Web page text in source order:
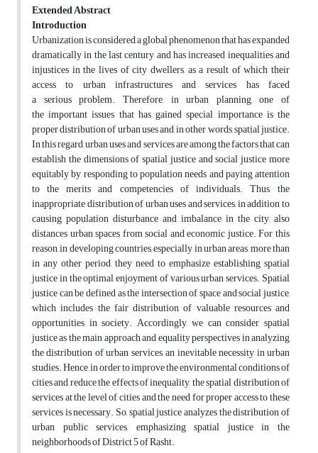
Extended Abstract
Introduction
Urbanization is considered a global phenomenon that has expanded
dramatically in the last century and has increased inequalities and
injustices in the lives of city dwellers, as a result of which their
access to urban infrastructures and services has faced
a serious problem. Therefore, in urban planning, one of
the important issues that has gained special importance is the
proper distribution of urban uses and, in other words, spatial justice.
In this regard, urban uses and services are among the factors that can
establish the dimensions of spatial justice and social justice more
equitably by responding to population needs and paying attention
to the merits and competencies of individuals. Thus, the
inappropriate distribution of urban uses and services, in addition to
causing population disturbance and imbalance in the city, also
distances urban spaces from social and economic justice. For this
reason, in developing countries, especially in urban areas, more than
in any other period, they need to emphasize establishing spatial
justice in the optimal enjoyment of various urban services. Spatial
justice can be defined as the intersection of space and social justice,
which includes the fair distribution of valuable resources and
opportunities in society. Accordingly, we can consider spatial
justice as the main approach and equality perspectives in analyzing
the distribution of urban services, an inevitable necessity in urban
studies. Hence, in order to improve the environmental conditions of
cities and reduce the effects of inequality, the spatial distribution of
services at the level of cities and the need for proper access to these
services is necessary. So, spatial justice analyzes the distribution of
urban public services, emphasizing spatial justice in the
neighborhoods of District 5 of Rasht.